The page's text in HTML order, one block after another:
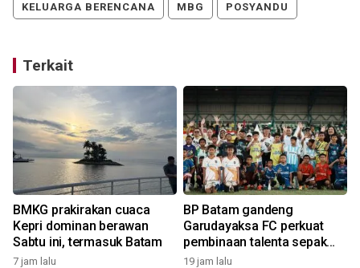
KELUARGA BERENCANA MBG POSYANDU
Terkait
BMKG prakirakan cuaca
Kepri dominan berawan
Sabtu ini, termasuk Batam
7 jam lalu
BP Batam gandeng
Garudayaksa FC perkuat
pembinaan talenta sepak
bola usia dini
19 jam lalu